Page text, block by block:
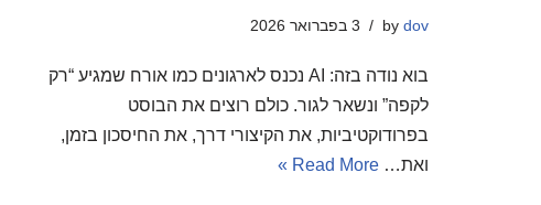
by dov 3 בפברואר 2026
בוא נודה בזה: AI נכנס לארגונים כמו אורח שמגיע “רק
לקפה” ונשאר לגור. כולם רוצים את הבוסט
בפרודוקטיביות, את הקיצורי דרך, את החיסכון בזמן,
ואת… Read More »